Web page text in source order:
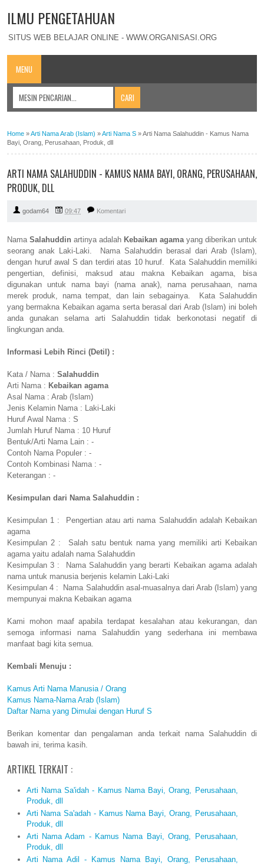
ILMU PENGETAHUAN
SITUS WEB BELAJAR ONLINE - WWW.ORGANISASI.ORG
MENU
Home »Arti Nama Arab (Islam) »Arti Nama S »Arti Nama Salahuddin - Kamus Nama
Bayi, Orang, Perusahaan, Produk, dll
ARTI NAMA SALAHUDDIN - KAMUS NAMA BAYI, ORANG, PERUSAHAAN,
PRODUK, DLL
godam64 09:47 Komentari
Nama Salahuddin artinya adalah Kebaikan agamayang diberikan untuk
seorang anak Laki-Laki. Nama Salahuddin berasal dari Arab (Islam),
dengan huruf awal S dan terdiri atas 10 huruf. Kata Salahuddin memiliki
pengertian, definisi, maksud atau makna Kebaikan agama, bisa
digunakan untuk nama bayi (nama anak), nama perusahaan, nama
merek produk, nama tempat, dan lain sebagainya. Kata Salahuddin
yang bermakna Kebaikan agama serta berasal dari Arab (Islam) ini boleh
anda gunakan selama arti Salahuddin tidak berkonotasi negatif di
lingkungan anda.
Informasi Lebih Rinci (Detil) :
Kata / Nama : Salahuddin
Arti Nama : Kebaikan agama
Asal Nama : Arab (Islam)
Jenis Kelamin Nama : Laki-Laki
Huruf Awal Nama : S
Jumlah Huruf Nama : 10 Huruf
Bentuk/Arti Nama Lain : -
Contoh Nama Populer : -
Contoh Kombinasi Nama : -
Keterangan : -
Kesimpulan dari Nama Salahuddin :
Kesimpulan 1 : Pengertian atau arti nama Salahuddin adalah Kebaikan
agama
Kesimpulan 2 : Salah satu bentuk nama yang memiliki arti Kebaikan
agama yaitu adalah nama Salahuddin
Kesimpulan 3 : Nama Salahuddin yang berarti Kebaikan agama adalah
nama untuk manusia berjenis kelamin Laki-Laki
Kesimpulan 4 : Nama Salahuddin asal-muasalnya dari Arab (Islam) yang
mempunyai makna Kebaikan agama
Kami mohon maaf apabila terdapat kesalahan atau kekurangan, dan
semoga informasi nama Salahuddin yang sederhana ini membawa
manfaat bagi kita semua.
Kembali Menuju :
Kamus Arti Nama Manusia / Orang
Kamus Nama-Nama Arab (Islam)
Daftar Nama yang Dimulai dengan Huruf S
Berikan komentar dan pengalaman anda terkait nama Salahuddin di
bawah ini, terima kasih.
ARTIKEL TERKAIT :
Arti Nama Sa'idah - Kamus Nama Bayi, Orang, Perusahaan,
Produk, dll
Arti Nama Sa'adah - Kamus Nama Bayi, Orang, Perusahaan,
Produk, dll
Arti Nama Adam - Kamus Nama Bayi, Orang, Perusahaan,
Produk, dll
Arti Nama Adil - Kamus Nama Bayi, Orang, Perusahaan,